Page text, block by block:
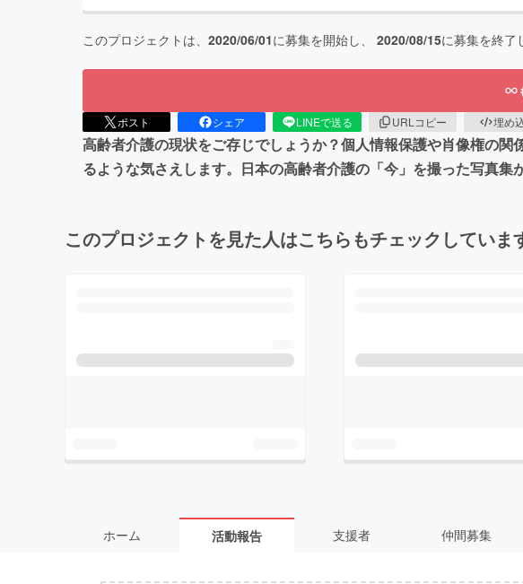
このプロジェクトは、 2020/06/01に募集を開始し、 2020/08/15に募集を終了
ポスト シェア LINEで送る URLコピー 埋め
高齢者介護の現状をご存じでしょうか？個人情報保護や肖像権の
るような気さえします。日本の高齢者介護の「今」を撮った写真集
このプロジェクトを見た人はこちらもチェックしていま
ホーム 活動報告 支援者 仲間募集